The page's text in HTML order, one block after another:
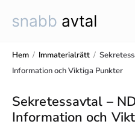
Hem / Immaterialrätt /
Information och Viktiga Punkter
Sekretessavtal –
Information och